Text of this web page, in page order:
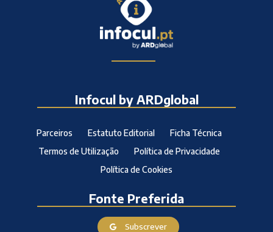
Infocul by ARDglobal
Parceiros Estatuto Editorial
Ficha Técnica
Termos de Utilização
Política de Privacidade
Política de Cookies
Fonte Preferida
Subscrever